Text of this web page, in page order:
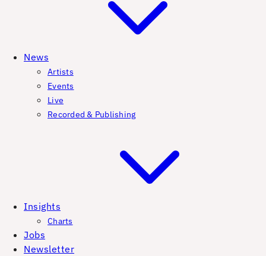
News
Artists
Events
Live
Recorded & Publishing
Insights
Charts
Jobs
Newsletter